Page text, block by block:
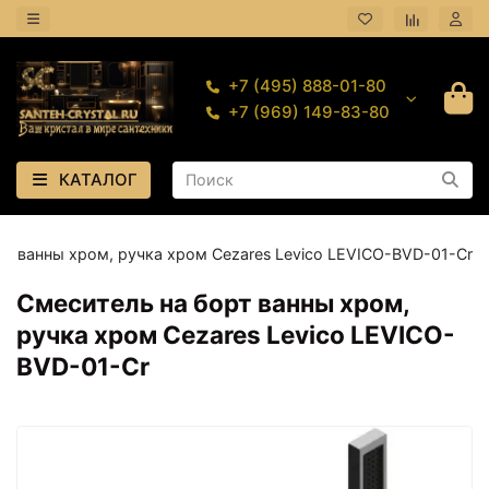
+7 (495) 888-01-80
+7 (969) 149-83-80
КАТАЛОГ
ванны хром, ручка хром Cezares Levico LEVICO-BVD-01-Cr
Смеситель на борт ванны хром,
ручка хром Cezares Levico LEVICO-
BVD-01-Cr